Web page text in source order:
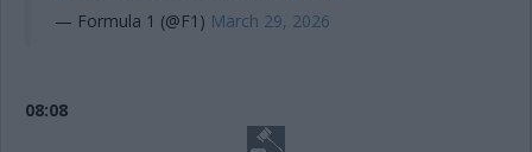
— Formula 1 (@F1) March 29, 2026
08:08